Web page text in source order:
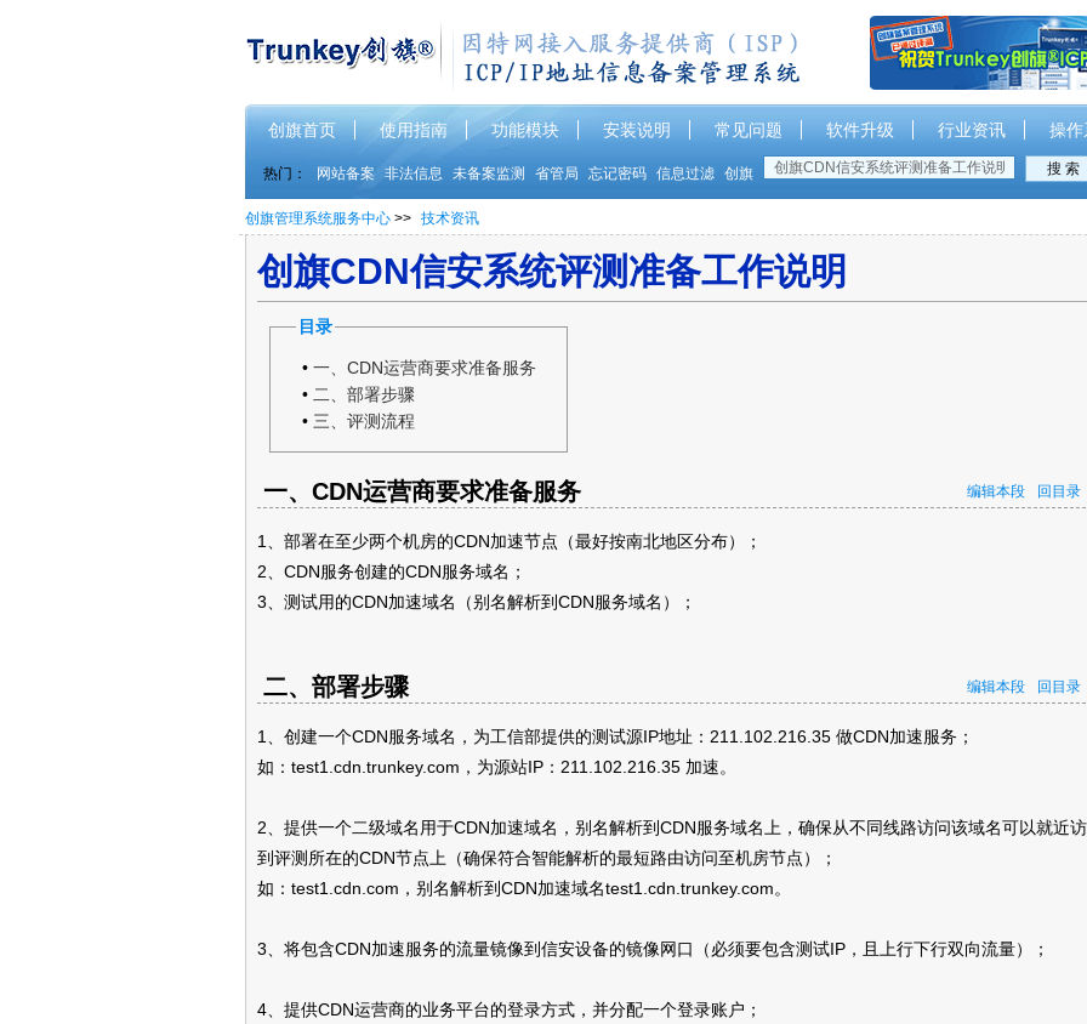
创旗首页 使用指南 功能模块 安装说明 常见问题 软件升级 行业资讯 操
热门： 网站备案 非法信息 未备案监测 省管局 忘记密码 信息过滤 创旗
创旗管理系统服务中心 >> 技术资讯
创旗CDN信安系统评测准备工作说明
目录
• 一、CDN运营商要求准备服务
• 二、部署步骤
• 三、评测流程
一、CDN运营商要求准备服务 编辑本段 回目录
1、部署在至少两个机房的CDN加速节点（最好按南北地区分布）；
2、CDN服务创建的CDN服务域名；
3、测试用的CDN加速域名（别名解析到CDN服务域名）；
二、部署步骤 编辑本段 回目录
1、创建一个CDN服务域名，为工信部提供的测试源IP地址：211.102.216.35 做CDN加速服务；
如：test1.cdn.trunkey.com，为源站IP：211.102.216.35 加速。
2、提供一个二级域名用于CDN加速域名，别名解析到CDN服务域名上，确保从不同线路访问该域名可以就近
到评测所在的CDN节点上（确保符合智能解析的最短路由访问至机房节点）；
如：test1.cdn.com，别名解析到CDN加速域名test1.cdn.trunkey.com。
3、将包含CDN加速服务的流量镜像到信安设备的镜像网口（必须要包含测试IP，且上行下行双向流量）；
4、提供CDN运营商的业务平台的登录方式，并分配一个登录账户；